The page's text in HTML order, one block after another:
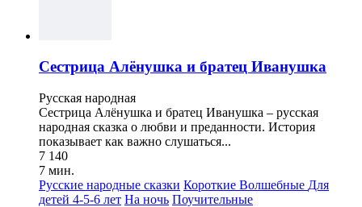
Сестрица Алёнушка и братец Иванушка
Русская народная
Сестрица Алёнушка и братец Иванушка – русская
народная сказка о любви и преданности. История
показывает как важно слушаться...
7 140
7 мин.
Русские народные сказки Короткие Волшебные Для
детей 4-5-6 лет На ночь Поучительные